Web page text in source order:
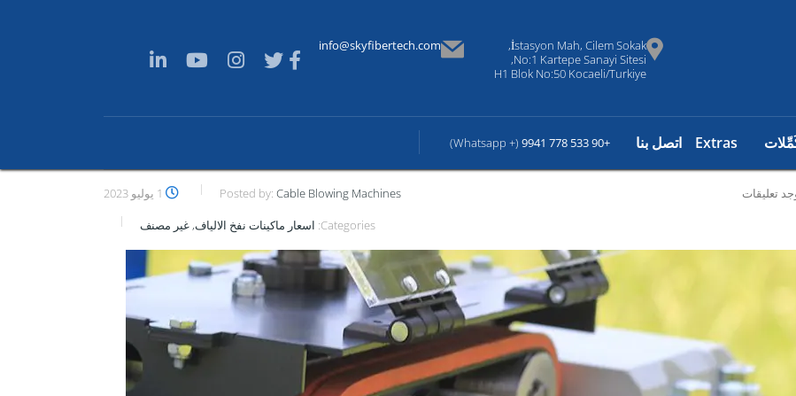
İstasyon Mah, Cilem Sokak,
No:1 Kartepe Sanayi Sitesi,
H1 Blok No:50 Kocaeli/Turkiye
info@skyfibertech.com
Extras اتصل بنا +90 533 778 9941
(+ Whatsapp)
Posted by: Cable Blowing Machines
Categories: اسعار ماكينات نفخ الالياف, غير مصنف
تعليقات